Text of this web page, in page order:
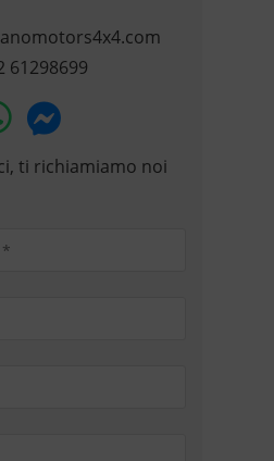
61298699
ti richiamiamo noi